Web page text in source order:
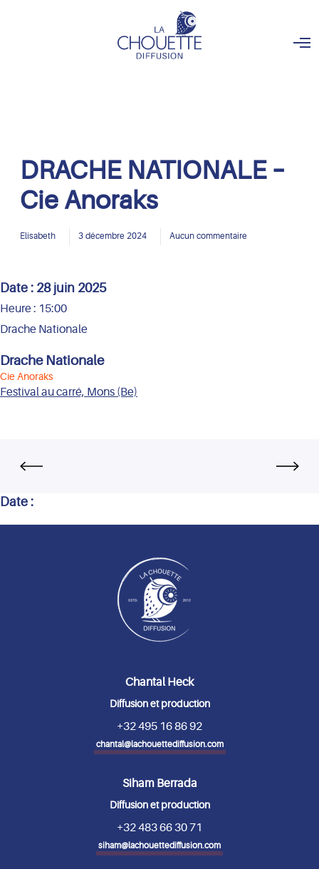
O
DRACHE NATIONALE –
Cie Anoraks
Elisabeth 3 décembre 2024 Aucun commentaire
Date : 28 juin 2025
Heure : 15:00
Drache Nationale
Drache Nationale
Cie Anoraks
Festival au carré, Mons (Be)
Date :
Chantal Heck
Diffusion et production
+32 495 16 86 92
chantal@lachouettediffusion.com
Siham Berrada
Diffusion et production
+32 483 66 30 71
siham@lachouettediffusion.com